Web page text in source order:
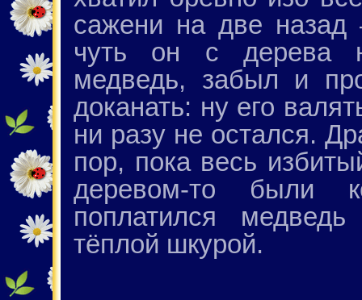
сажени на две
чуть он с дерева
медведь, забыл и
доканать: ну его
ни разу не остался.
пор, пока весь
деревом-то были
поплатился
тёплой шкурой.